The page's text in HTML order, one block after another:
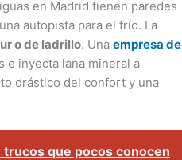
en Madrid tienen paredes
autopista para el frío. La
o de ladrillo. Una empresa de
e inyecta lana mineral a
drástico del confort y una
que pocos conocen